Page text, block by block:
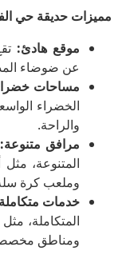
مميزات حديقة حي
موقع هادئ:
عن ضوضاء
مساحات
الخضراء
والراحة.
مرافق متنوعة:
المتنوعة،
وملعب كرة
خدمات متكاملة
المتكاملة،
ومناطق